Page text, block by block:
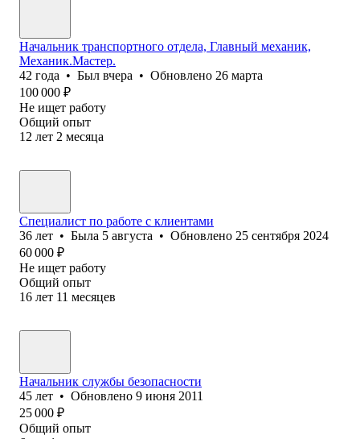
Начальник транспортного отдела, Главный механик,
Механик.Мастер.
42 года • Был вчера • Обновлено 26 марта
100 000 ₽
Не ищет работу
Общий опыт
12 лет 2 месяца
Специалист по работе с клиентами
36 лет • Была 5 августа • Обновлено 25 сентября 2024
60 000 ₽
Не ищет работу
Общий опыт
16 лет 11 месяцев
Начальник службы безопасности
45 лет • Обновлено 9 июня 2011
25 000 ₽
Общий опыт